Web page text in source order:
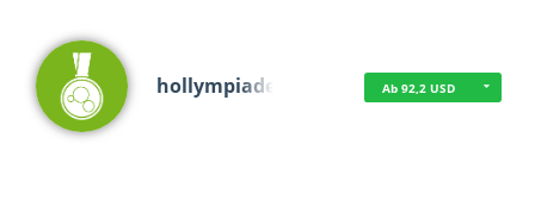
hollympiade Ab 92,2 USD